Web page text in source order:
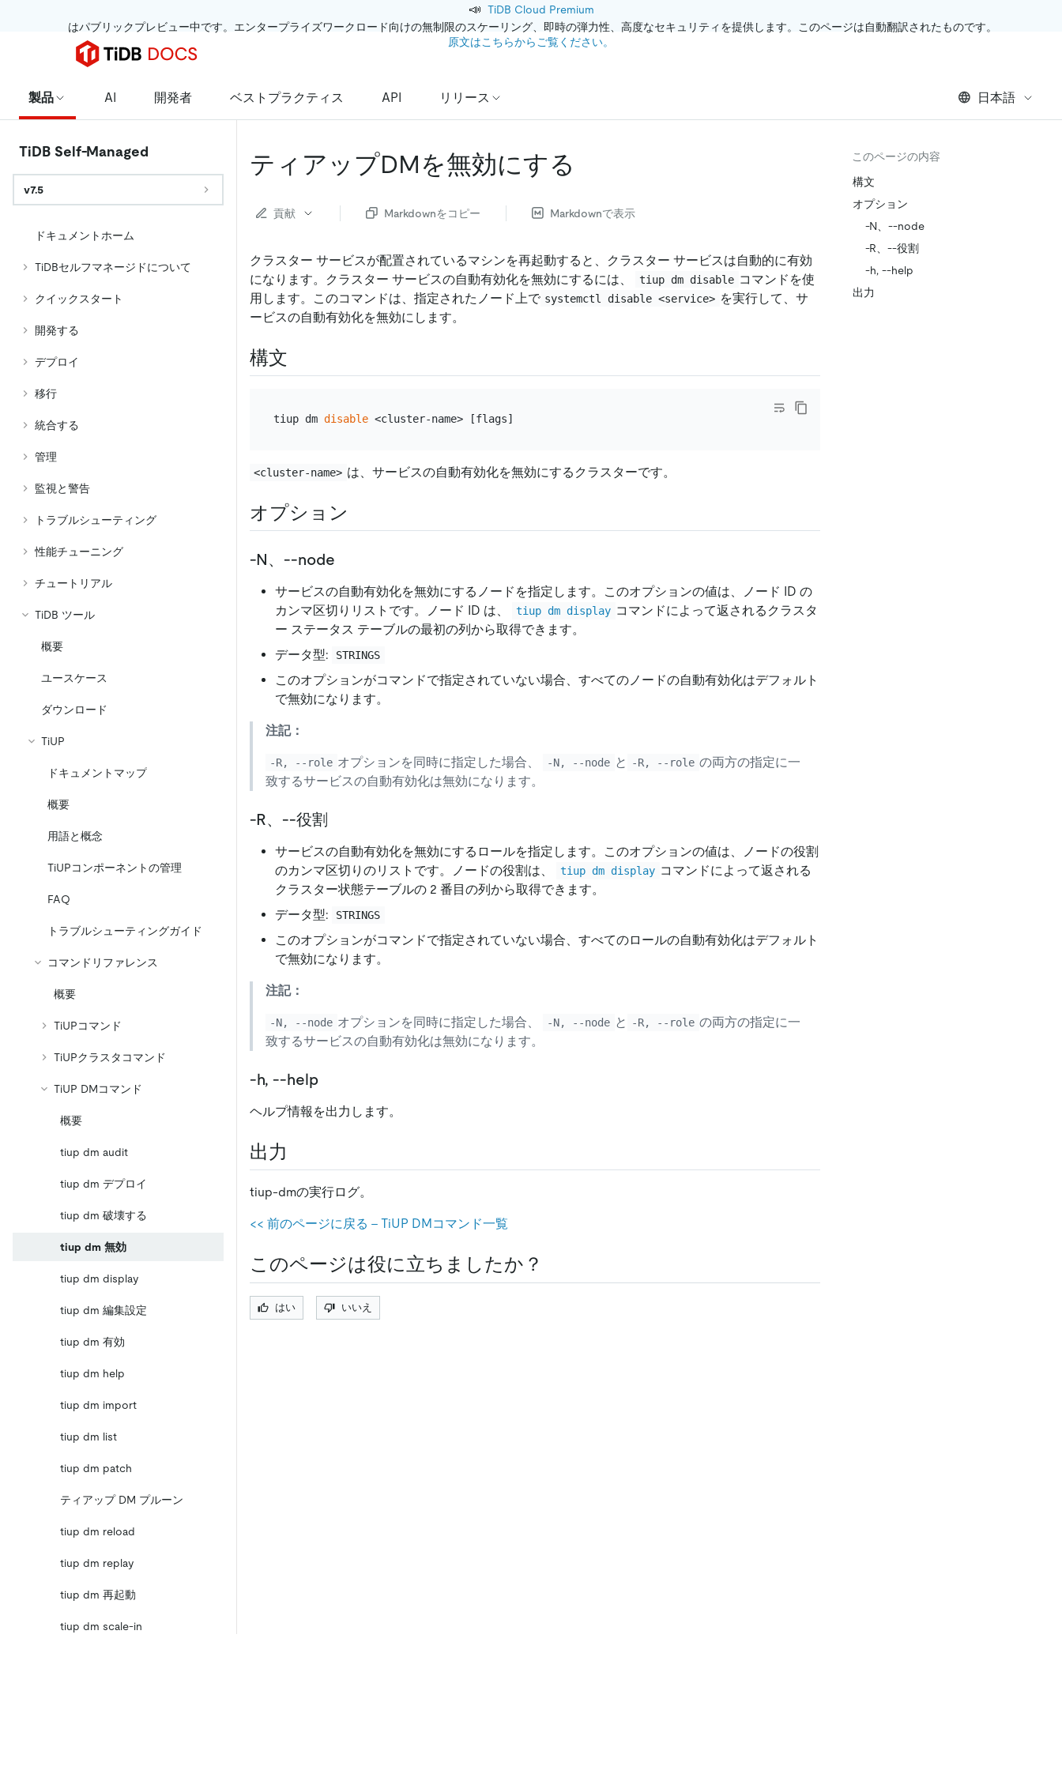
📣 TiDB Cloud Premium
はパブリックプレビュー中です。エンタープライズワークロード向けの無制限のスケーリング、即時の弾力性、高度なセキュリティを提供します。このページは自動翻訳されたものです。
原文はこちらからご覧ください。
製品 AI 開発者 ベストプラクティス API リリース 日本語
TiDB Self-Managed
v7.5
ドキュメントホーム
TiDBセルフマネージドについて
クイックスタート
開発する
デプロイ
移行
統合する
管理
監視と警告
トラブルシューティング
性能チューニング
チュートリアル
TiDB ツール
概要
ユースケース
ダウンロード
TiUP
ドキュメントマップ
概要
用語と概念
TiUPコンポーネントの管理
FAQ
トラブルシューティングガイド
コマンドリファレンス
概要
TiUPコマンド
TiUPクラスタコマンド
TiUP DMコマンド
概要
tiup dm audit
tiup dm デプロイ
tiup dm 破壊する
tiup dm 無効
tiup dm display
tiup dm 編集設定
tiup dm 有効
tiup dm help
tiup dm import
tiup dm list
tiup dm patch
ティアップ DM プルーン
tiup dm reload
tiup dm replay
tiup dm 再起動
tiup dm scale-in
ティアップDMを無効にする
貢献 Markdownをコピー Markdownで表示
クラスター サービスが配置されているマシンを再起動すると、クラスター サービスは自動的に有効
になります。クラスター サービスの自動有効化を無効にするには、
tiup dm disable コマンドを使
用します。このコマンドは、指定されたノード上で systemctl disable <service> を実行して、サ
ービスの自動有効化を無効にします。
構文
tiup dm disable
<cluster-name> は、サービスの自動有効化を無効にするクラスターです。
オプション
-N、--node
サービスの自動有効化を無効にするノードを指定します。このオプションの値は、ノード ID の
カンマ区切りリストです。ノード ID は、
tiup dm display コマンドによって返されるクラスタ
ー ステータス テーブルの最初の列から取得できます。
データ型:
STRINGS
このオプションがコマンドで指定されていない場合、すべてのノードの自動有効化はデフォルト
で無効になります。
注記：
-R, --role オプションを同時に指定した場合、 -N, --node と -R, --role の両方の指定に一
致するサービスの自動有効化は無効になります。
-R、--役割
サービスの自動有効化を無効にするロールを指定します。このオプションの値は、ノードの役割
のカンマ区切りのリストです。ノードの役割は、
tiup dm display コマンドによって返される
クラスター状態テーブルの 2 番目の列から取得できます。
データ型:
STRINGS
このオプションがコマンドで指定されていない場合、すべてのロールの自動有効化はデフォルト
で無効になります。
注記：
-N, --node オプションを同時に指定した場合、 -N, --node と -R, --role の両方の指定に一
致するサービスの自動有効化は無効になります。
-h, --help
ヘルプ情報を出力します。
出力
tiup-dmの実行ログ。
<< 前のページに戻る - TiUP DMコマンド一覧
このページは役に立ちましたか？
はい いいえ
このページの内容
構文
オプション
-N、--node
-R、--役割
-h, --help
出力